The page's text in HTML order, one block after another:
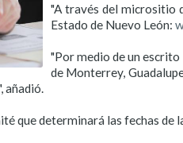
"A través del micrositio
Estado de Nuevo León:
"Por medio de un escrito
de Monterrey,
que determinará las fechas de